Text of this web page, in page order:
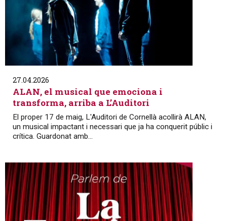
27.04.2026
ALAN, el musical que emociona i
transforma, arriba a L’Auditori
El proper 17 de maig, L'Auditori de Cornellà acollirà ALAN,
un musical impactant i necessari que ja ha conquerit públic i
crítica. Guardonat amb...